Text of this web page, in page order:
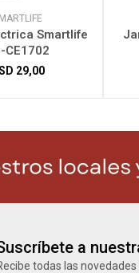
Smartlife
CE1702
29,00
a
todas las